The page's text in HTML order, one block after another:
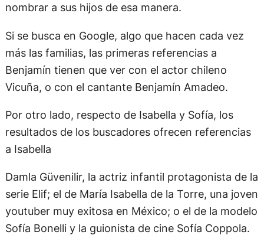
nombrar a sus hijos de esa manera.
Si se busca en Google, algo que hacen cada vez
más las familias, las primeras referencias a
Benjamín tienen que ver con el actor chileno
Vicuña, o con el cantante Benjamín Amadeo.
Por otro lado, respecto de Isabella y Sofía, los
resultados de los buscadores ofrecen referencias
a Isabella
Damla Güvenilir, la actriz infantil protagonista de la
serie Elif; el de María Isabella de la Torre, una joven
youtuber muy exitosa en México; o el de la modelo
Sofía Bonelli y la guionista de cine Sofía Coppola.